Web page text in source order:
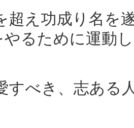
超え功成り名を
るために運動
すべき、志ある